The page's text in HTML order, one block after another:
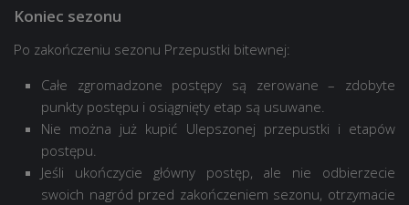
Koniec sezonu
Po zakończeniu sezonu Przepustki bitewnej:
Całe zgromadzone postępy są zerowane – zdobyte
punkty postępu i osiągnięty etap są usuwane.
Nie można już kupić Ulepszonej przepustki i etapów
postępu.
Jeśli ukończycie główny postęp, ale nie odbierzecie
swoich nagród przed zakończeniem sezonu, otrzymacie